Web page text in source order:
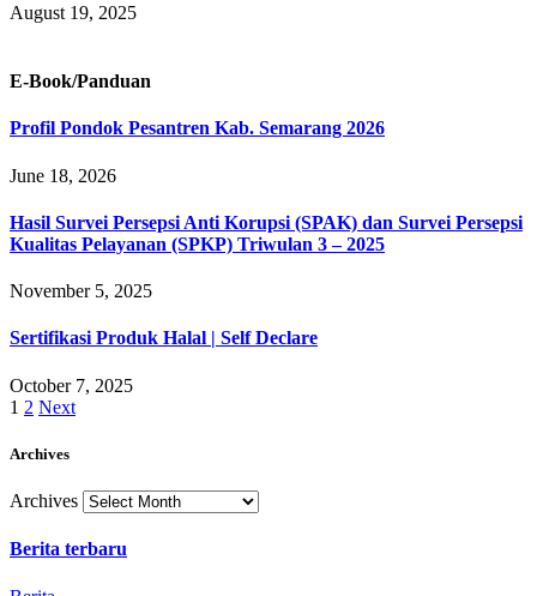
August 19, 2025
E-Book/Panduan
Profil Pondok Pesantren Kab. Semarang 2026
June 18, 2026
Hasil Survei Persepsi Anti Korupsi (SPAK) dan Survei Persepsi
Kualitas Pelayanan (SPKP) Triwulan 3 – 2025
November 5, 2025
Sertifikasi Produk Halal | Self Declare
October 7, 2025
1 2 Next
Archives
Archives
Berita terbaru